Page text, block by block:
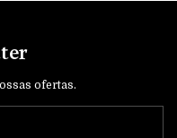
ofertas.